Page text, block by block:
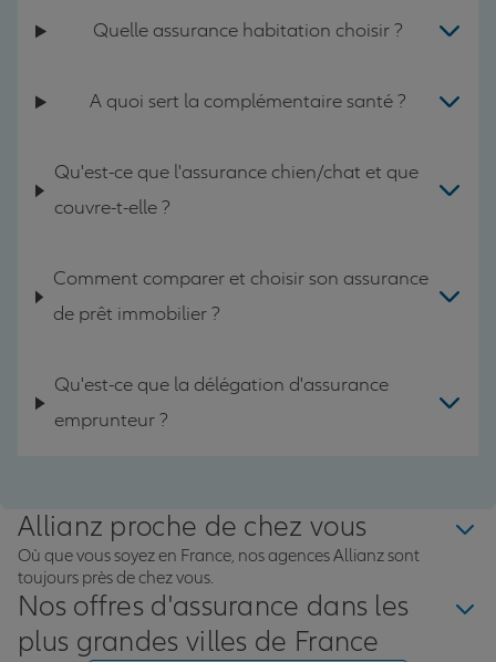
Quelle assurance habitation choisir ?
A quoi sert la complémentaire santé ?
Qu'est-ce que l'assurance chien/chat et que
couvre-t-elle ?
Comment comparer et choisir son assurance
de prêt immobilier ?
Qu'est-ce que la délégation d'assurance
emprunteur ?
Allianz proche de chez vous
Où que vous soyez en France, nos agences Allianz sont
toujours près de chez vous.
Nos offres d'assurance dans les
plus grandes villes de France